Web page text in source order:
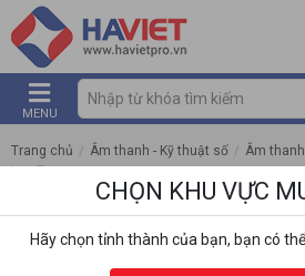
MENU
Trang chủ / Âm thanh - Kỹ thuật số / Âm
Loa Tannoy
CHỌN KHU VỰC
Hãy chọn tỉnh thành của bạn, bạn có